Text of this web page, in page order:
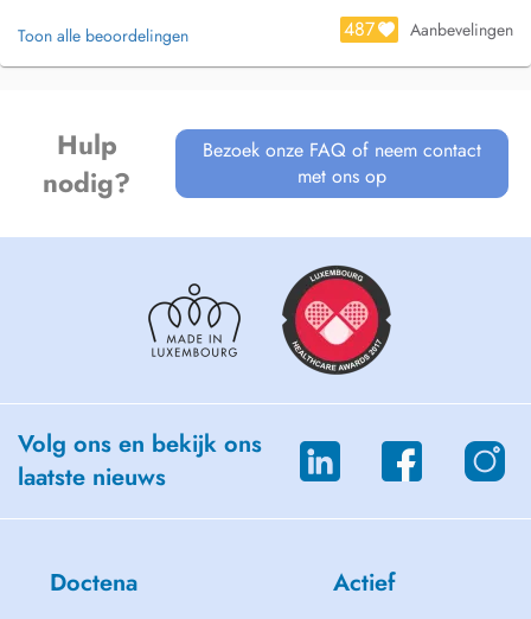
Toon alle beoordelingen 487 Aanbevelingen
Hulp
nodig?
Bezoek onze FAQ of neem contact
met ons op
Volg ons en bekijk ons
laatste nieuws
Doctena Actief